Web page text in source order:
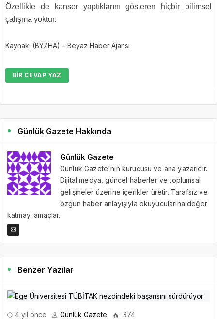
Özellikle de kanser yaptıklarını gösteren hiçbir bilimsel
çalışma yoktur.
Kaynak: (BYZHA) – Beyaz Haber Ajansı
BIR CEVAP YAZ
Günlük Gazete Hakkında
Günlük Gazete
Günlük Gazete'nin kurucusu ve ana yazarıdır.
Dijital medya, güncel haberler ve toplumsal
gelişmeler üzerine içerikler üretir. Tarafsız ve
özgün haber anlayışıyla okuyucularına değer
katmayı amaçlar.
Benzer Yazılar
4 yıl önce Günlük Gazete 374